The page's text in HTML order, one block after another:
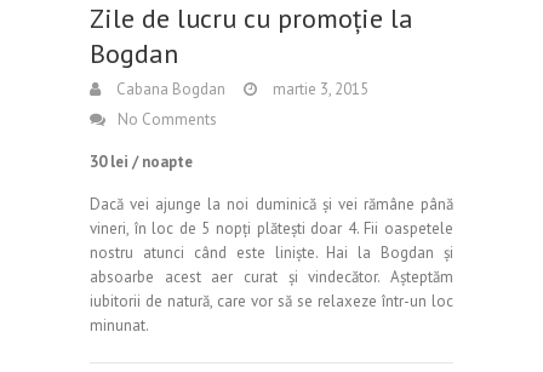
Zile de lucru cu promoție la
Bogdan
Cabana Bogdan
martie 3, 2015
No Comments
30 lei / noapte
Dacă vei ajunge la noi duminică și vei rămâne până
vineri, în loc de 5 nopți plătești doar 4. Fii oaspetele
nostru atunci când este liniște. Hai la Bogdan și
absoarbe acest aer curat și vindecător. Așteptăm
iubitorii de natură, care vor să se relaxeze într-un loc
minunat.